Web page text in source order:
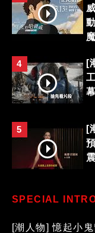
4
[
5
[
SPECIAL
[潮人物] 憶起小